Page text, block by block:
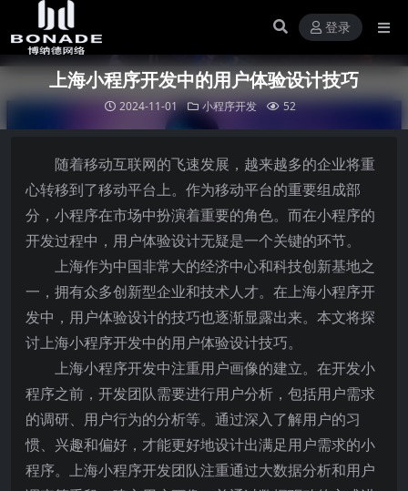
登录
上海小程序开发中的用户体验设计技巧
2024-11-01 小程序开发 52
随着移动互联网的飞速发展，越来越多的企业将重
心转移到了移动平台上。作为移动平台的重要组成部
分，小程序在市场中扮演着重要的角色。而在小程序的
开发过程中，用户体验设计无疑是一个关键的环节。
上海作为中国非常大的经济中心和科技创新基地之
一，拥有众多创新型企业和技术人才。在上海小程序开
发中，用户体验设计的技巧也逐渐显露出来。本文将探
讨上海小程序开发中的用户体验设计技巧。
上海小程序开发中注重用户画像的建立。在开发小
程序之前，开发团队需要进行用户分析，包括用户需求
的调研、用户行为的分析等。通过深入了解用户的习
惯、兴趣和偏好，才能更好地设计出满足用户需求的小
程序。上海小程序开发团队注重通过大数据分析和用户